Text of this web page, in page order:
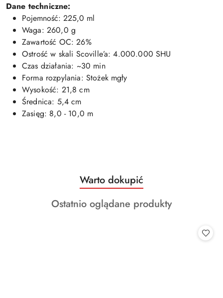
Dane techniczne:
Pojemność: 225,0 ml
Waga: 260,0 g
Zawartość OC: 26%
Ostrość w skali Scoville’a: 4.000.000 SHU
Czas działania: ~30 min
Forma rozpylania: Stożek mgły
Wysokość: 21,8 cm
Średnica: 5,4 cm
Zasięg: 8,0 - 10,0 m
Pomiń karuzelę produktów
Produkty
o
statusie:
Warto dokupić
Produkty
Ostatnio oglądane produkty